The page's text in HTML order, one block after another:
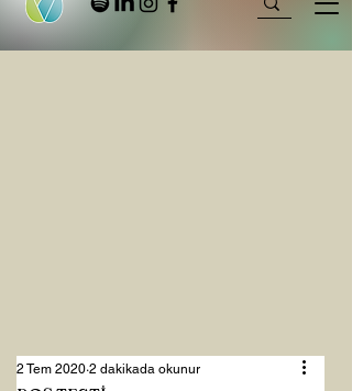
2 Tem 2020 2 dakikada okunur